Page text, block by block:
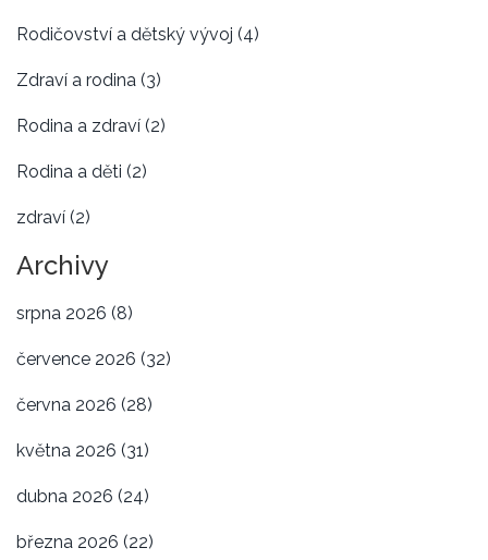
Rodičovství a dětský vývoj (4)
Zdraví a rodina (3)
Rodina a zdraví (2)
Rodina a děti (2)
zdraví (2)
Archivy
srpna 2026 (8)
července 2026 (32)
června 2026 (28)
května 2026 (31)
dubna 2026 (24)
března 2026 (22)